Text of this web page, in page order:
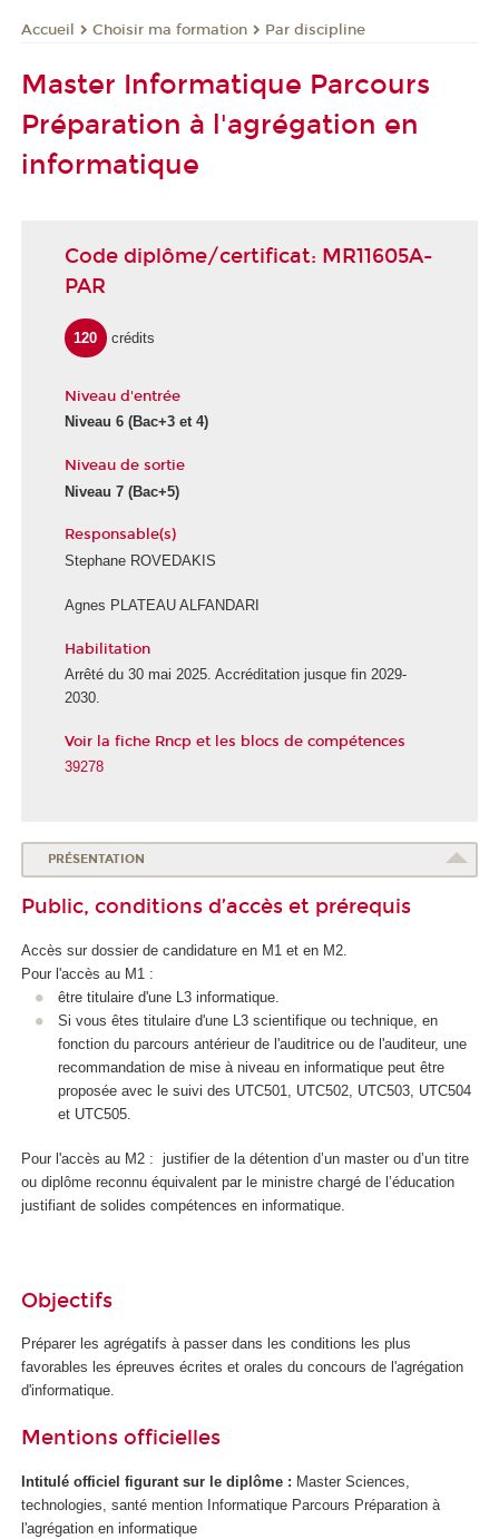
Accueil Choisir ma formation Par discipline
Master Informatique Parcours
Préparation à l'agrégation en
informatique
Code diplôme/certificat: MR11605A-
PAR
120 crédits
Niveau d'entrée
Niveau 6 (Bac+3 et 4)
Niveau de sortie
Niveau 7 (Bac+5)
Responsable(s)
Stephane ROVEDAKIS
Agnes PLATEAU ALFANDARI
É
c
o
e
d
m
é
q
u
e
e
t
d
e
l
I
A
Habilitation
Arrêté du 30 mai 2025. Accréditation jusque fin 2029-
2030.
Voir la fiche Rncp et les blocs de compétences
39278
PRÉSENTATION
Public, conditions d’accès et prérequis
Accès sur dossier de candidature en M1 et en M2.
Pour l'accès au M1 :
être titulaire d'une L3 informatique.
Si vous êtes titulaire d'une L3 scientifique ou technique, en
fonction du parcours antérieur de l'auditrice ou de l'auditeur, une
recommandation de mise à niveau en informatique peut être
proposée avec le suivi des UTC501, UTC502, UTC503, UTC504
et UTC505.
Pour l'accès au M2 : justifier de la détention d’un master ou d’un titre
ou diplôme reconnu équivalent par le ministre chargé de l’éducation
justifiant de solides compétences en informatique.
Objectifs
Préparer les agrégatifs à passer dans les conditions les plus
favorables les épreuves écrites et orales du concours de l'agrégation
d'informatique.
Mentions officielles
Intitulé officiel figurant sur le diplôme : Master Sciences,
technologies, santé mention Informatique Parcours Préparation à
l'agrégation en informatique